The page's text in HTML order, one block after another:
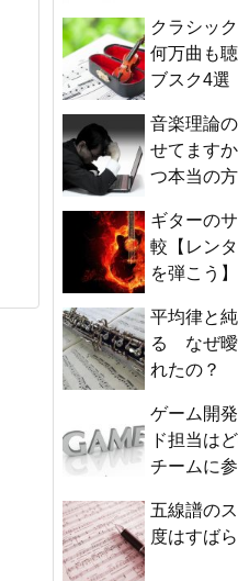
クラシッ
何万曲も
ブスク4選
音楽理論
せてます
つ本当の
ギターの
較【レン
を弾こう】
平均律と
る なぜ曖
れたの？
ゲーム開
ド担当は
チームに
五線譜の
度はすば